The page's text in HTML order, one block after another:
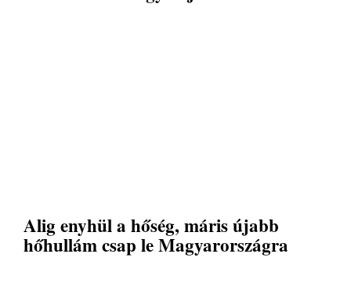
Alig enyhül a hőség, máris újabb
hőhullám csap le Magyarországra